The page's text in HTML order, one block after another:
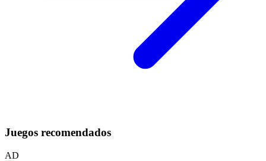
Juegos recomendados
AD